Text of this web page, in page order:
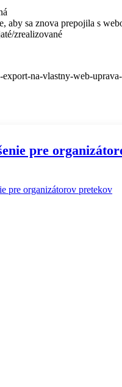
aby sa znova prepojila s
zrealizované
na-vlastny-web-
pre